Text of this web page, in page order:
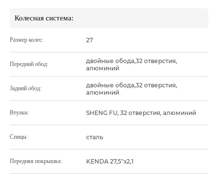
Колесная система:
Размер колес: 27
Передний обод:
двойные обода,32 отверстия,
алюминий
Задний обод:
двойные обода,32 отверстия,
алюминий
Втулки: SHENG FU, 32 отверстия, алюминий
Спицы: сталь
Передняя покрышка: KENDA 27,5"х2,1